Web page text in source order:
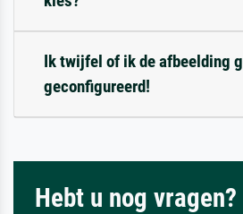
Ik twijfel of ik de afbeelding
geconfigureerd!
Hebt u nog vragen?